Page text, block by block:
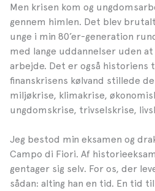
Men krisen kom og
gennem himlen. Det blev
unge i min 80’er-generation
med lange uddannelser uden
arbejde. Det er også historiens
finanskrisens kølvand stillede
miljøkrise, klimakrise,
ungdomskrise, trivselskrise,
Jeg bestod min eksamen og
Campo di Fiori. Af
gentager sig selv. For os, der
sådan: alting han en tid. En tid